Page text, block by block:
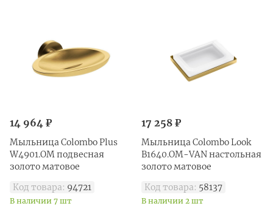
14 964 ₽
Мыльница Colombo Plus
W4901.OM подвесная
золото матовое
Код товара: 94721
В наличии 7 шт
17 258 ₽
Мыльница Colombo Look
B1640.OM-VAN настольная
золото матовое
Код товара: 58137
В наличии 2 шт